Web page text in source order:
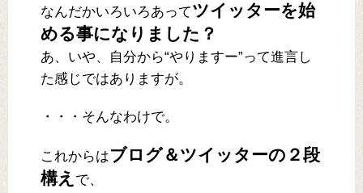
なんだかいろいろあってツイッターを始
める事になりました？
あ、いや、自分から“やりますー”って進言し
た感じではありますが。
・・・そんなわけで。
これからはブログ＆ツイッターの２段
構え で、